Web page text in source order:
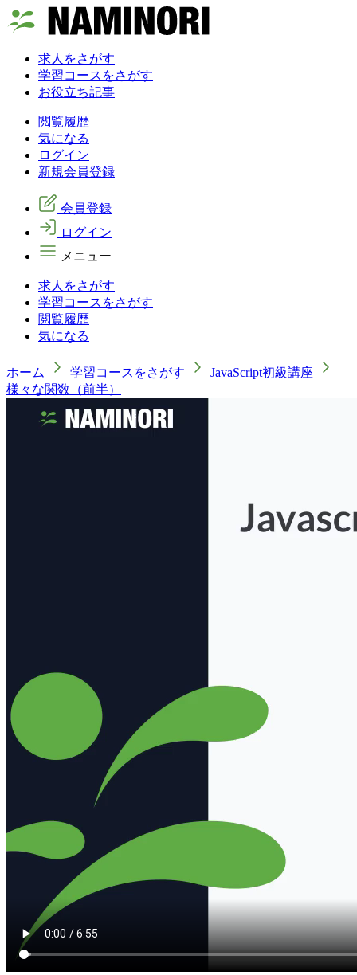
求人をさがす
学習コースをさがす
お役立ち記事
閲覧履歴
気になる
ログイン
新規会員登録
会員登録
ログイン
メニュー
求人をさがす
学習コースをさがす
閲覧履歴
気になる
ホーム 学習コースをさがす
JavaScript初級講座
様々な関数（前半）